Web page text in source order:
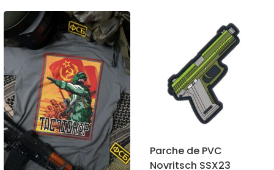
Parche de PVC
Novritsch SSX23